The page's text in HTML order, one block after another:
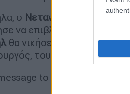
ο Νετανιάχου
να επιβληθεί εμπάργκο
θα νικήσει με ή χωρίς
του
to Macron >>